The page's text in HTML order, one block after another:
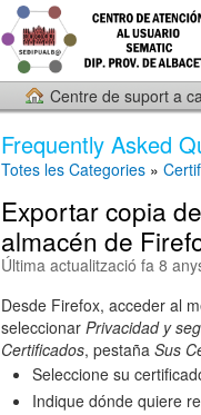
Centre de suport a
Frequently Asked
Totes les Categories »
Exportar copia
almacén de
Última actualització fa 8
Desde Firefox, acceder al
seleccionar Privacidad y
Certificados, pestaña Sus
Seleccione su
Indique dónde quiere